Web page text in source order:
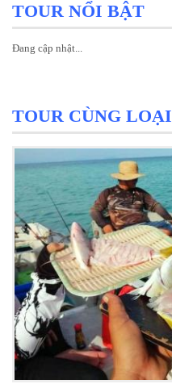
TOUR NỔI BẬT
Đang cập nhật...
TOUR CÙNG LOẠI